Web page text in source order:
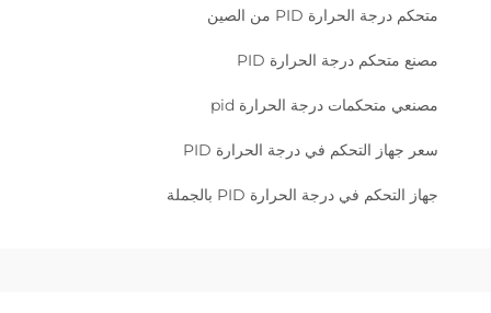
متحكم درجة الحرارة PID من الصين
مصنع متحكم درجة الحرارة PID
مصنعي متحكمات درجة الحرارة pid
سعر جهاز التحكم في درجة الحرارة PID
جهاز التحكم في درجة الحرارة PID بالجملة